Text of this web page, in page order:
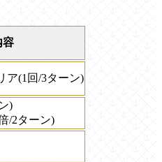
容
ア(1回/3ターン)
)
/2ターン)